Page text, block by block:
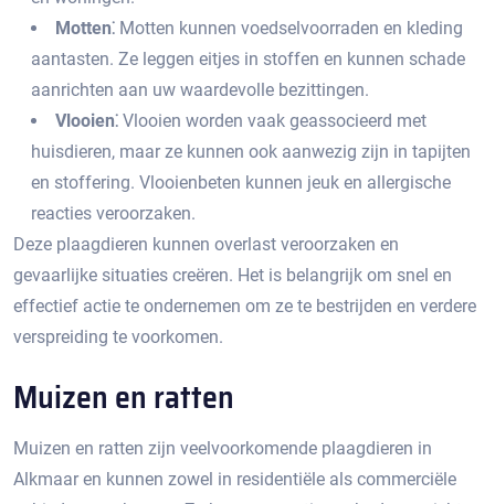
Motten⁚ Motten kunnen voedselvoorraden en kleding
aantasten.​ Ze leggen eitjes in stoffen en kunnen schade
aanrichten aan uw waardevolle bezittingen.​
Vlooien⁚ Vlooien worden vaak geassocieerd met
huisdieren, maar ze kunnen ook aanwezig zijn in tapijten
en stoffering.​ Vlooienbeten kunnen jeuk en allergische
reacties veroorzaken.​
Deze plaagdieren kunnen overlast veroorzaken en
gevaarlijke situaties creëren.​ Het is belangrijk om snel en
effectief actie te ondernemen om ze te bestrijden en verdere
verspreiding te voorkomen.
Muizen en ratten
Muizen en ratten zijn veelvoorkomende plaagdieren in
Alkmaar en kunnen zowel in residentiële als commerciële